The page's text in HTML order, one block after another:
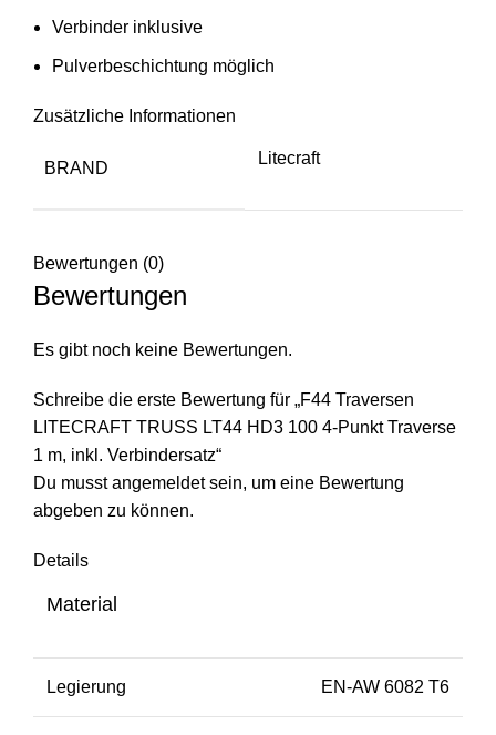
Verbinder inklusive
Pulverbeschichtung möglich
Zusätzliche Informationen
BRAND
Litecraft
Bewertungen (0)
Bewertungen
Es gibt noch keine Bewertungen.
Schreibe die erste Bewertung für „F44 Traversen
LITECRAFT TRUSS LT44 HD3 100 4-Punkt Traverse
1 m, inkl. Verbindersatz“
Du musstangemeldetsein, um eine Bewertung
abgeben zu können.
Details
Material
Legierung EN-AW 6082 T6